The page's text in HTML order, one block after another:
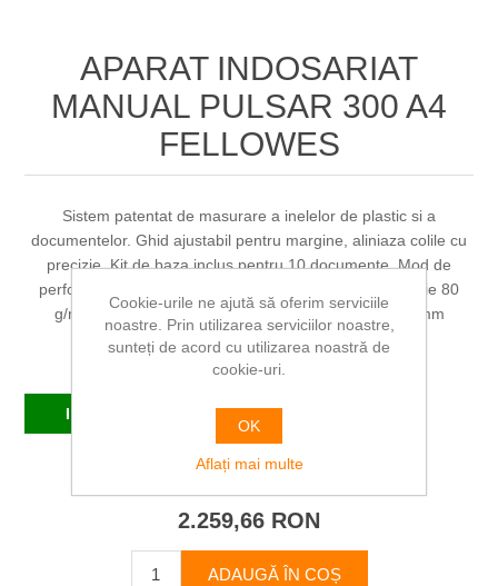
APARAT INDOSARIAT
MANUAL PULSAR 300 A4
FELLOWES
Sistem patentat de masurare a inelelor de plastic si a
documentelor. Ghid ajustabil pentru margine, aliniaza colile cu
precizie. Kit de baza inclus pentru 10 documente. Mod de
perforare: manual Capacitate de perforare: 20 coli hartie 80
g/mp Greutate: 6,9 kg Dimensiuni: 130 x 456 x 396 mm
Producător: FELLOWES
In stoc
2.259,66 RON
ADAUGĂ ÎN COȘ
Cookie-urile ne ajută să oferim serviciile
noastre. Prin utilizarea serviciilor noastre,
sunteți de acord cu utilizarea noastră de
cookie-uri.
OK
Aflați mai multe